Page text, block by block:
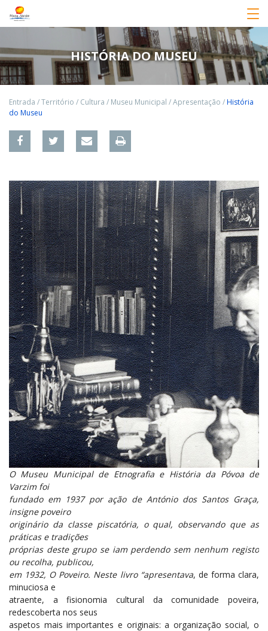
HISTÓRIA DO MUSEU
Entrada /Território / Cultura / Museu Municipal /Apresentação /História
do Museu
O Museu Municipal de Etnografia e História da Póvoa de
Varzim foi
fundado em 1937 por ação de António dos Santos Graça,
insigne poveiro
originário da classe piscatória, o qual, observando que as
práticas e tradições
próprias deste grupo se iam perdendo sem nenhum registo
ou recolha, publicou,
em 1932, O Poveiro. Neste livro “apresentava, de forma clara,
minuciosa e
atraente, a fisionomia cultural da comunidade poveira,
redescoberta nos seus
aspetos mais importantes e originais: a organização social, o